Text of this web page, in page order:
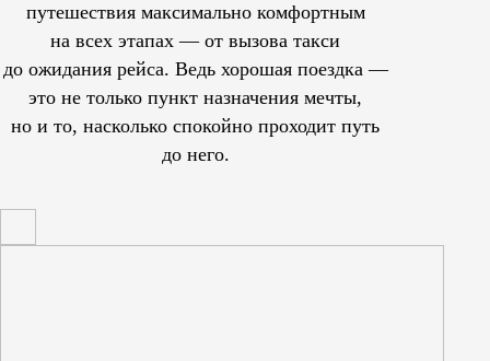
путешествия максимально комфортным
на всех этапах — от вызова такси
до ожидания рейса. Ведь хорошая поездка —
это не только пункт назначения мечты,
но и то, насколько спокойно проходит путь
до него.